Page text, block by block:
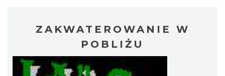
ZAKWATEROWANIE W
POBLIŻU